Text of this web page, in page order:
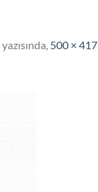
yazısında, 500 × 417